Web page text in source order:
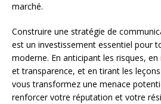
marché.
Construire une stratégie de
est un investissement essentiel pour
moderne. En anticipant les risques,
et transparence, et en tirant les
vous transformez une menace
renforcer votre réputation et votre